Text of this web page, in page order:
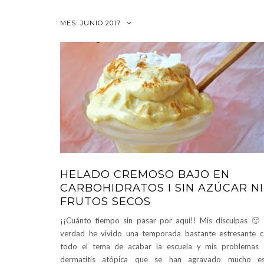
MES:JUNIO 2017
HELADO CREMOSO BAJO EN
CARBOHIDRATOS I SIN AZÚCAR NI
FRUTOS SECOS
¡¡Cuánto tiempo sin pasar por aquí!! Mis disculpas 🙁
verdad he vivido una temporada bastante estresante
todo el tema de acabar la escuela y mis problemas
dermatitis atópica que se han agravado mucho